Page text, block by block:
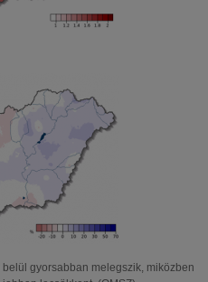
gyorsabban melegszik, miközben